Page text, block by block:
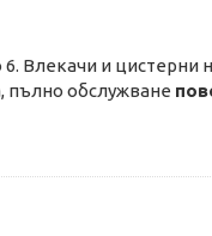
Влекачи и цистерни
пълно обслужване